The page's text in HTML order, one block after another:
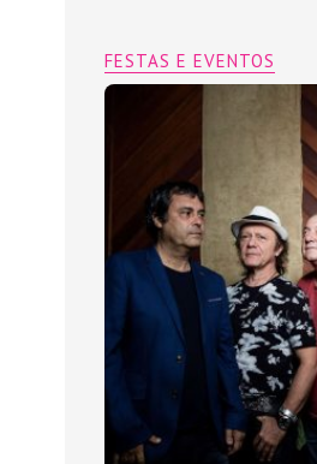
FESTAS E EVENTOS